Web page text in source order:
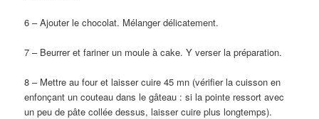
6 – Ajouter le chocolat. Mélanger délicatement.
7 – Beurrer et fariner un moule à cake. Y verser la préparation.
8 – Mettre au four et laisser cuire 45 mn (vérifier la cuisson en
enfonçant un couteau dans le gâteau : si la pointe ressort avec
un peu de pâte collée dessus, laisser cuire plus longtemps).